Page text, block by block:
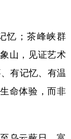
；茶峰峡群
山，见证艺术
有记忆、有温
命体验，而非